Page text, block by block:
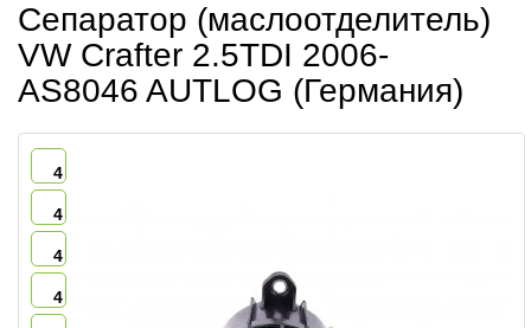
Сепаратор (маслоотделитель)
VW Crafter 2.5TDI 2006-
AS8046 AUTLOG (Германия)
4
4
4
4